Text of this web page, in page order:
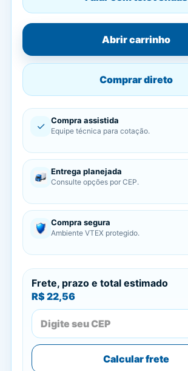
Abrir carrinho
Comprar direto
✓ Compra assistida
Equipe técnica para cotação.
Entrega planejada
Consulte opções por CEP.
Compra segura
Ambiente VTEX protegido.
Frete, prazo e total estimado
R$ 22,56
Calcular frete